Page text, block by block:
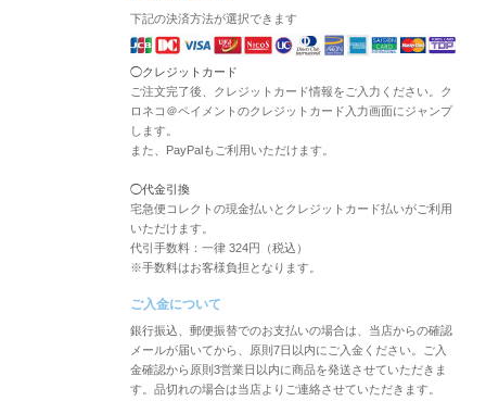
下記の決済方法が選択できます
◯クレジットカード
ご注文完了後、クレジットカード情報をご入力ください。ク
ロネコ＠ペイメントのクレジットカード入力画面にジャンプ
します。
また、PayPalもご利用いただけます。
◯代金引換
宅急便コレクトの現金払いとクレジットカード払いがご利用
いただけます。
代引手数料：一律 324円（税込）
※手数料はお客様負担となります。
ご入金について
銀行振込、郵便振替でのお支払いの場合は、当店からの確認
メールが届いてから、原則7日以内にご入金ください。ご入
金確認から原則3営業日以内に商品を発送させていただきま
す。品切れの場合は当店よりご連絡させていただきます。